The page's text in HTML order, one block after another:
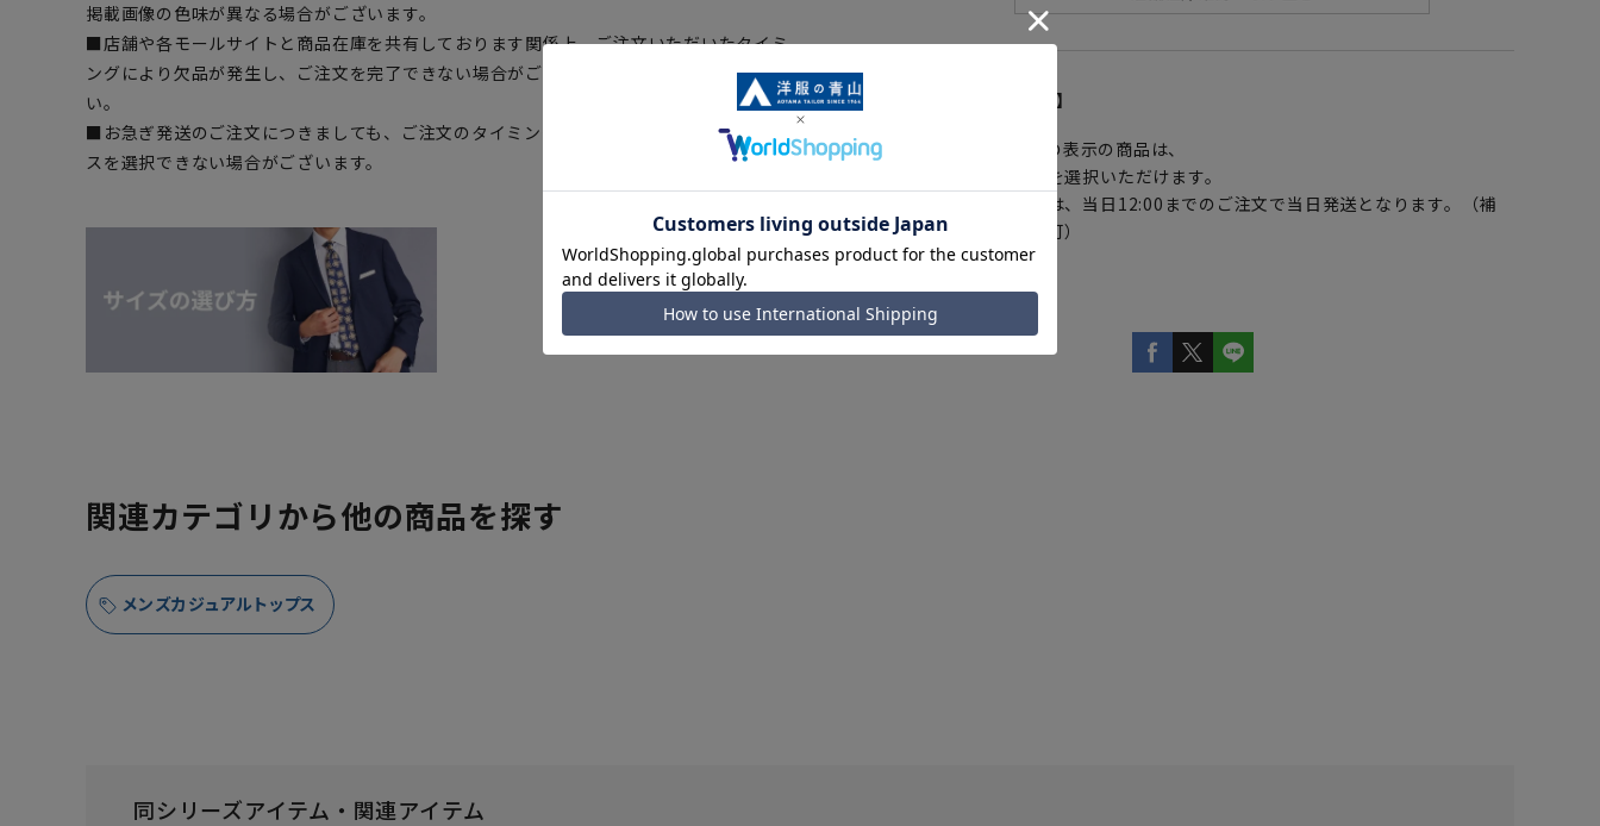
掲載画像の色味が異なる場合がございます。
■店舗や各モールサイトと商品在庫を共有しております関係上、ご注文いただいたタイミ
ングにより欠品が発生し、ご注文を完了できない場合がございます。予めご了承くださ
い。
■お急ぎ発送のご注文につきましても、ご注文のタイミングによってはお急ぎ発送サービ
スを選択できない場合がございます。
アイコンについて】
の表示の商品は、
注文画面でお急ぎ発送を選択いただけます。
さらにメルマガ会員様は、当日12:00までのご注文で当日発送となります。（補
正商品の場合は対応不可）
詳しくはこちら
関連カテゴリから他の商品を探す
メンズカジュアルトップス
同シリーズアイテム・関連アイテム